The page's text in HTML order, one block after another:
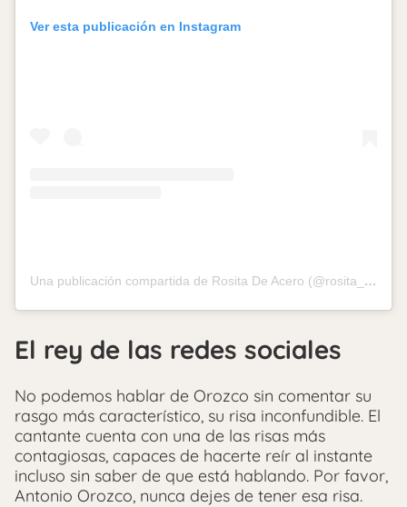
Ver esta publicación en Instagram
Una publicación compartida de Rosita De Acero (@rosita_de_acero)
El rey de las redes sociales
No podemos hablar de Orozco sin comentar su
rasgo más característico, su risa inconfundible. El
cantante cuenta con una de las risas más
contagiosas, capaces de hacerte reír al instante
incluso sin saber de que está hablando. Por favor,
Antonio Orozco, nunca dejes de tener esa risa.